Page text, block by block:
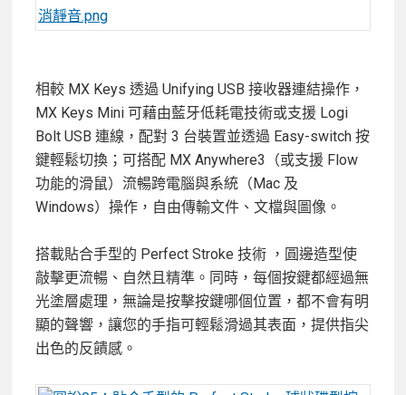
相較 MX Keys 透過 Unifying USB 接收器連結操作，
MX Keys Mini 可藉由藍牙低耗電技術或支援 Logi
Bolt USB 連線，配對 3 台裝置並透過 Easy-switch 按
鍵輕鬆切換；可搭配 MX Anywhere3（或支援 Flow
功能的滑鼠）流暢跨電腦與系統（Mac 及
Windows）操作，自由傳輸文件、文檔與圖像。
搭載貼合手型的 Perfect Stroke 技術 ，圓邊造型使
敲擊更流暢、自然且精準。同時，每個按鍵都經過無
光塗層處理，無論是按擊按鍵哪個位置，都不會有明
顯的聲響，讓您的手指可輕鬆滑過其表面，提供指尖
出色的反饋感。